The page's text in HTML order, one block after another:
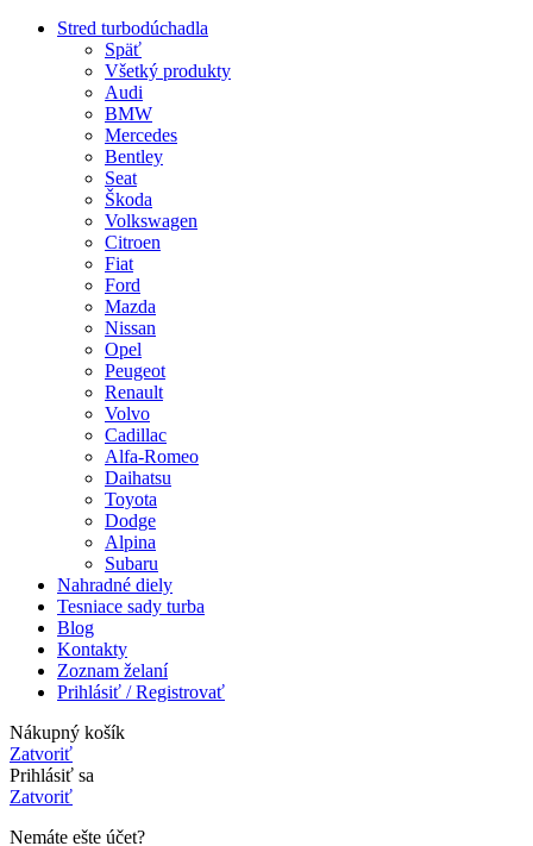
Stred turbodúchadla
Späť
Všetký produkty
Audi
BMW
Mercedes
Bentley
Seat
Škoda
Volkswagen
Citroen
Fiat
Ford
Mazda
Nissan
Opel
Peugeot
Renault
Volvo
Cadillac
Alfa-Romeo
Daihatsu
Toyota
Dodge
Alpina
Subaru
Nahradné diely
Tesniace sady turba
Blog
Kontakty
Zoznam želaní
Prihlásiť / Registrovať
Nákupný košík
Zatvoriť
Prihlásiť sa
Zatvoriť
Nemáte ešte účet?